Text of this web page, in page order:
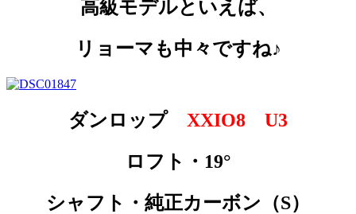
高級モデルといえば、
リョーマも中々ですね♪
ダンロップ XXIO8 U3
ロフト・19°
シャフト・純正カーボン（S）